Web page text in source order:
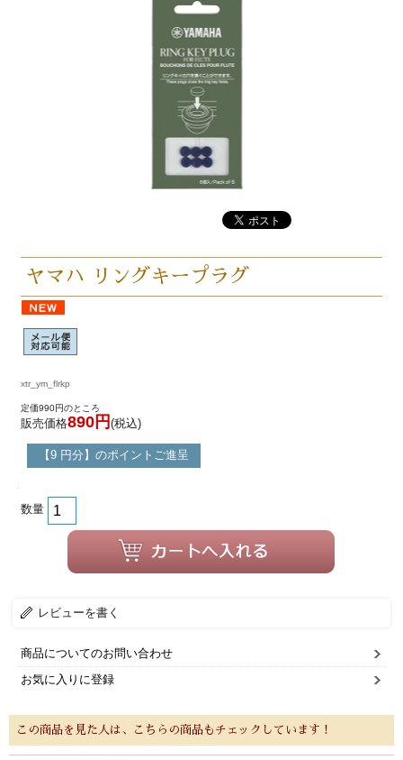
ヤマハ リングキープラグ
xtr_ym_flrkp
定価990円のところ
販売価格890円 (税込)
【9 円分】のポイントご進呈
数量
レビューを書く
商品についてのお問い合わせ
お気に入りに登録
この商品を見た人は、こちらの商品もチェックしています！